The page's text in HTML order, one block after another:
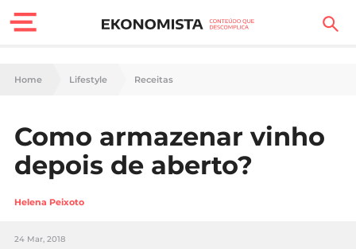
Finanças Pessoais
Carreira
Casa
Home Lifestyle Receitas
Como armazenar vinho
depois de aberto?
Helena Peixoto
24 Mar, 2018